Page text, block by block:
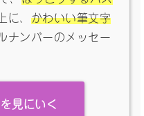
、 かわいい筆文字
ナンバーのメッセー
見にいく